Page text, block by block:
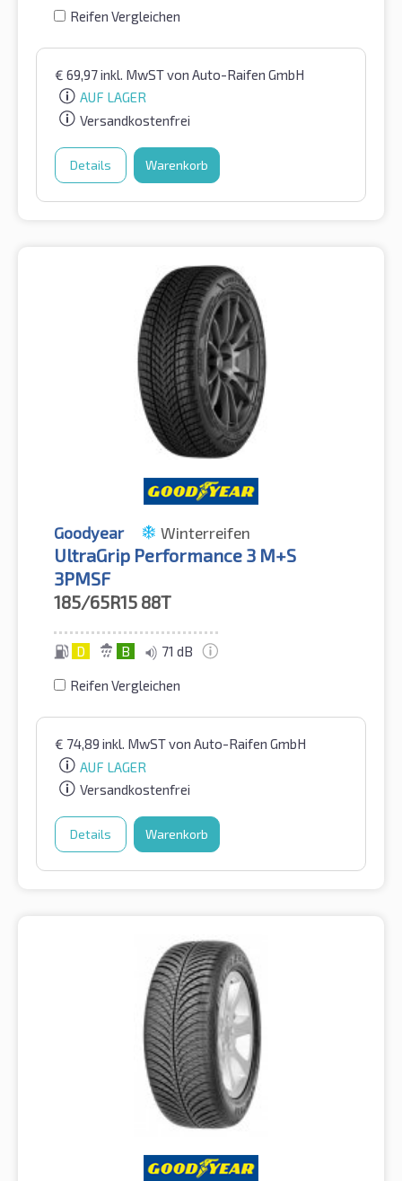
Reifen Vergleichen
€ 69,97inkl. MwSTvon Auto-Raifen GmbH
AUF LAGER
Versandkostenfrei
Details Warenkorb
Goodyear Winterreifen
UltraGrip Performance 3 M+S
3PMSF
185/65R15 88T
D B 71 dB
Reifen Vergleichen
€ 74,89 inkl. MwSTvon Auto-Raifen GmbH
AUF LAGER
Versandkostenfrei
Details Warenkorb